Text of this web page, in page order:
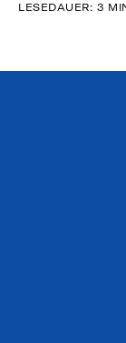
LESEDAUER: 3